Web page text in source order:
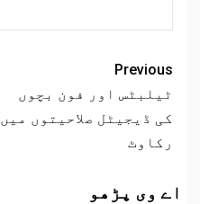
Previous
ٹیلبٹس اور فون بچوں
کی ڈیجیٹل صلاحیتوں میں
رکاوٹ
اے وی پڑھو